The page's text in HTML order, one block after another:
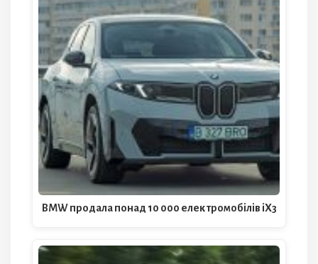
BMW продала понад 10 000 електромобілів iX3